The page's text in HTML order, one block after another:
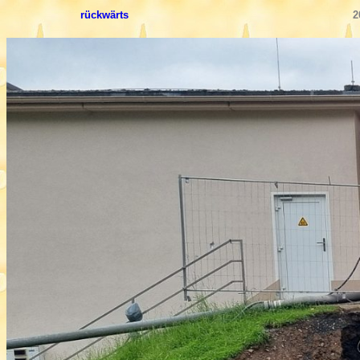
rückwärts